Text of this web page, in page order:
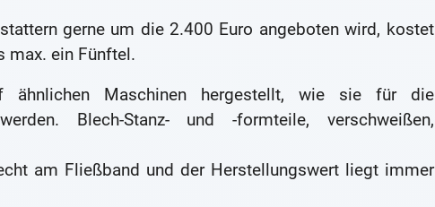
gerne um die 2.400 Euro angeboten wird, kostet
max. ein Fünftel.
ähnlichen Maschinen hergestellt, wie sie für die
Blech-Stanz- und -formteile, verschweißen,
am Fließband und der Herstellungswert liegt immer